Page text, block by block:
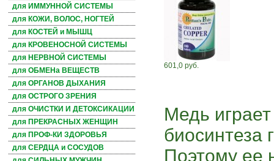
для ИММУННОЙ СИСТЕМЫ
для КОЖИ, ВОЛОС, НОГТЕЙ
для КОСТЕЙ и МЫШЦ
для КРОВЕНОСНОЙ СИСТЕМЫ
для НЕРВНОЙ СИСТЕМЫ
для ОБМЕНа ВЕЩЕСТВ
для ОРГАНОВ ДЫХАНИЯ
для ОСТРОГО ЗРЕНИЯ
для ОЧИСТКИ И ДЕТОКСИКАЦИИ
для ПРЕКРАСНЫХ ЖЕНЩИН
для ПРОФ-КИ ЗДОРОВЬЯ
для СЕРДЦА и СОСУДОВ
601,0 руб.
Медь
биосинтеза
Поэтому ее